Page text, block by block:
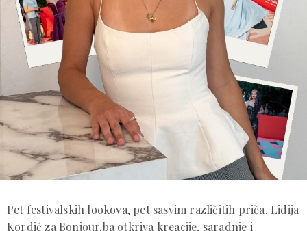
Pet festivalskih lookova, pet sasvim različitih priča. Lidija
Kordić za Bonjour.ba otkriva kreacije, saradnje i